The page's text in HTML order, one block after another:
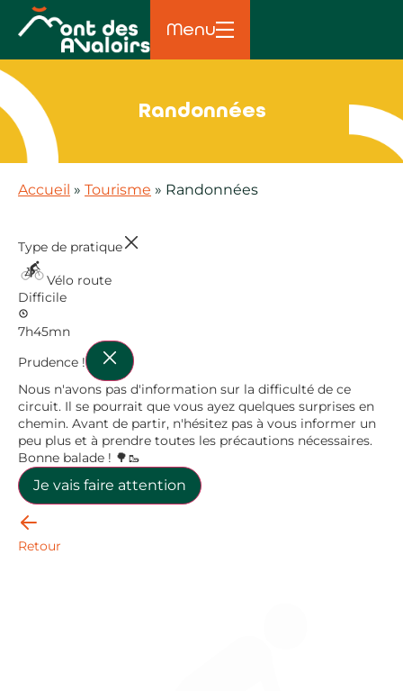
principal
Menu
Randonnées
Accueil » Tourisme » Randonnées
Type de pratique
Vélo route
Difficile
7h45mn
Prudence !
Nous n'avons pas d'information sur la difficulté de ce
circuit. Il se pourrait que vous ayez quelques surprises en
chemin. Avant de partir, n'hésitez pas à vous informer un
peu plus et à prendre toutes les précautions nécessaires.
Bonne balade ! 🌳🥾
Je vais faire attention
Retour